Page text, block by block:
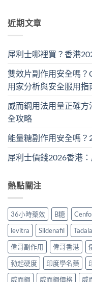
近期文章
犀利士哪裡買？香港
雙效片副作用安全嗎？
用家分析與安全服用指
威而鋼用法用量正確
全攻略
能量糖副作用安全嗎
犀利士價錢2026香港
熱點關注
36小時藥效 B糖
levitra
Sildenafil
偉哥副作用
偉哥香港
勃起硬度
印度學名藥
威而鋼
威而鋼價格 威